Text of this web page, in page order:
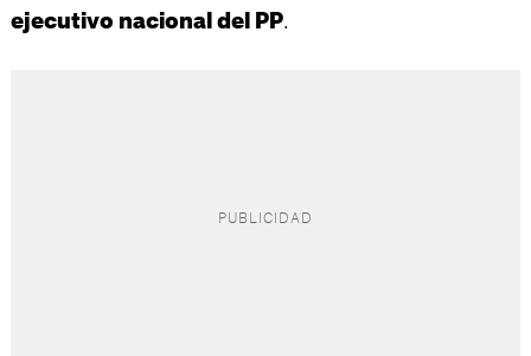
ejecutivo nacional del PP.